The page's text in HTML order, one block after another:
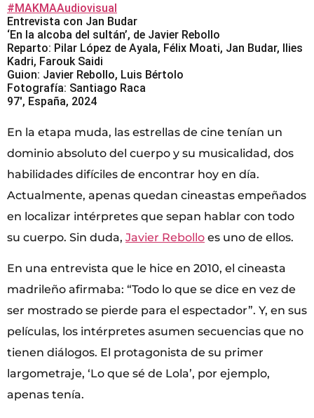
#MAKMAAudiovisual
Entrevista con Jan Budar
‘En la alcoba del sultán’, de Javier Rebollo
Reparto: Pilar López de Ayala, Félix Moati, Jan Budar, Ilies
Kadri, Farouk Saidi
Guion: Javier Rebollo, Luis Bértolo
Fotografía: Santiago Raca
97′, España, 2024
En la etapa muda, las estrellas de cine tenían un
dominio absoluto del cuerpo y su musicalidad, dos
habilidades difíciles de encontrar hoy en día.
Actualmente, apenas quedan cineastas empeñados
en localizar intérpretes que sepan hablar con todo
su cuerpo. Sin duda, Javier Rebollo es uno de ellos.
En una entrevista que le hice en 2010, el cineasta
madrileño afirmaba: “Todo lo que se dice en vez de
ser mostrado se pierde para el espectador”. Y, en sus
películas, los intérpretes asumen secuencias que no
tienen diálogos. El protagonista de su primer
largometraje, ‘Lo que sé de Lola’, por ejemplo,
apenas tenía.